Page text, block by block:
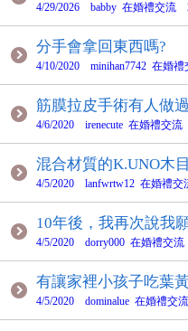
4/29/2026 babby 在婚禮交流
分手會拿回東西嗎?
4/10/2020 minihan7742 在婚
筋膜拉皮手術有人做
4/6/2020 irenecute 在婚禮交
混合材質的K.UNO木
4/5/2020 lanfwrtw12 在婚禮
10年後，我再次說我
4/5/2020 dorry000 在婚禮交
有讓家裡小孩子吃葉
4/5/2020 dominalue 在婚禮